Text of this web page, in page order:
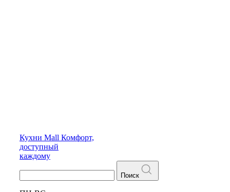
Кухни Mall Комфорт,
доступный
каждому
Поиск